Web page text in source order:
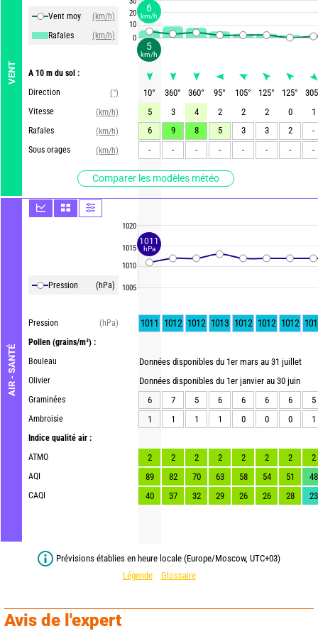
VENT
Vent moy
(km/h)
Rafales
(km/h)
A 10 m du sol :
Direction
(°)
Vitesse
(km/h)
Rafales
(km/h)
Sous orages
(km/h)
Comparer les modèles météo
AIR - SANTÉ
Pression (hPa)
Pression
(hPa)
Pollen (grains/m³) :
Bouleau
Olivier
Graminées
Ambroisie
Indice qualité air :
ATMO
AQI
CAQI
20
10
0
1020
1015
1010
1005
10° 360° 360° 95° 105° 125° 125°
305
5
3 4 2 2 2 0
1
6
9 8 5 3 3 2
-
-
- - - - - - -
1011 1012 1012 1013 1012 1012 1012
Données disponibles du 1er mars au 31 juillet
Données disponibles du 1er janvier au 30 juin
6
7 5 6 6 6 6
5
1
1 1 1 0 0 0 1
2 2 2 2 2 2 2
2
89
82 70 63 58 54 51
48
40
37 32 29 26 26 28 23
Prévisions établies en heure locale (Europe/Moscow, UTC+03)
Légende
Glossaire
Avis de l'expert
5
km/h
6
km/h
1011
hPa